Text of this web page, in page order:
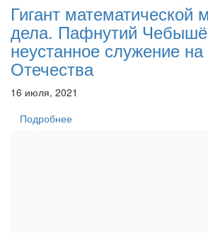
Гигант математической
дела. Пафнутий
неустанное служение на
Отечества
16 июля, 2021
Подробнее